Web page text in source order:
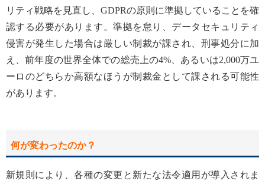
リティ戦略を見直し、GDPRの原則に準拠していることを確
認する必要があります。準拠を怠り、データセキュリティ
侵害が発生した場合は厳しい制裁が課され、刑事処分に加
え、前年度の世界全体での総売上の4%、あるいは2,000万ユ
ーロのどちらか高額なほうが制裁金として課される可能性
があります。
何が変わったのか？
新規則により、各種の変更と新たな法令適用が導入されま